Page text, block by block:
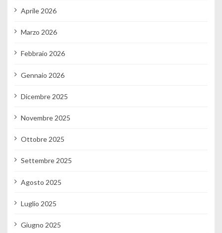
Aprile 2026
Marzo 2026
Febbraio 2026
Gennaio 2026
Dicembre 2025
Novembre 2025
Ottobre 2025
Settembre 2025
Agosto 2025
Luglio 2025
Giugno 2025